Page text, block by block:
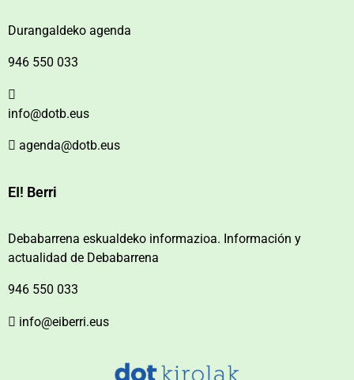
Durangaldeko agenda
946 550 033
info@dotb.eus
agenda@dotb.eus
EI! Berri
Debabarrena eskualdeko informazioa. Información y
actualidad de Debabarrena
946 550 033
info@eiberri.eus